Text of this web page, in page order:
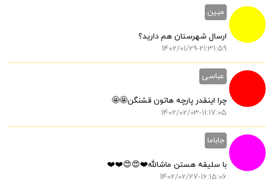
مبین
ارسال شهرستان هم دارید؟
1402/01/29-21:31:59
عباسی
چرا اینقدر پارچه هاتون قشنگن🤩🤩
1402/02/03-11:17:05
جاباما
با سلیقه هستن ماشالله❤️😍😍❤️❤️
1402/02/27-16:15:06